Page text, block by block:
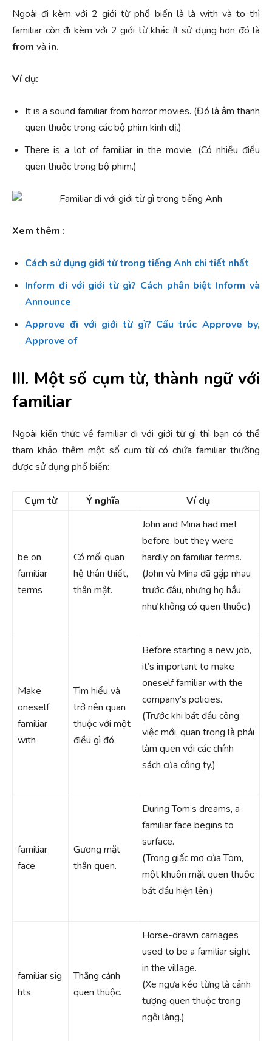
Ngoài đi kèm với 2 giới từ phổ biến là là with và to thì
familiar còn đi kèm với 2 giới từ khác ít sử dụng hơn đó là
from và in.
Ví dụ:
It is a sound familiar from horror movies. (Đó là âm thanh
quen thuộc trong các bộ phim kinh dị.)
There is a lot of familiar in the movie. (Có nhiều điều
quen thuộc trong bộ phim.)
Xem thêm :
Cách sử dụng giới từ trong tiếng Anh chi tiết nhất
Inform đi với giới từ gì? Cách phân biệt Inform và
Announce
Approve đi với giới từ gì? Cấu trúc Approve by,
Approve of
III. Một số cụm từ, thành ngữ với
familiar
Ngoài kiến thức về familiar đi với giới từ gì thì bạn có thể
tham khảo thêm một số cụm từ có chứa familiar thường
được sử dụng phổ biến:
Cụm từ Ý nghĩa Ví dụ
be on
familiar
terms
Có mối quan
hệ thân thiết,
thân mật.
John and Mina had met
before, but they were
hardly on familiar terms.
(John và Mina đã gặp nhau
trước đâu, nhưng họ hầu
như không có quen thuộc.)
Make
oneself
familiar
with
Tìm hiểu và
trở nên quan
thuộc với một
điều gì đó.
Before starting a new job,
it’s important to make
oneself familiar with the
company’s policies.
(Trước khi bắt đầu công
việc mới, quan trọng là phải
làm quen với các chính
sách của công ty.)
familiar
face
Gương mặt
thân quen.
During Tom’s dreams, a
familiar face begins to
surface.
(Trong giấc mơ của Tom,
một khuôn mặt quen thuộc
bắt đầu hiện lên.)
familiar sig
hts
Thắng cảnh
quen thuộc.
Horse-drawn carriages
used to be a familiar sight
in the village.
(Xe ngựa kéo từng là cảnh
tượng quen thuộc trong
ngôi làng.)